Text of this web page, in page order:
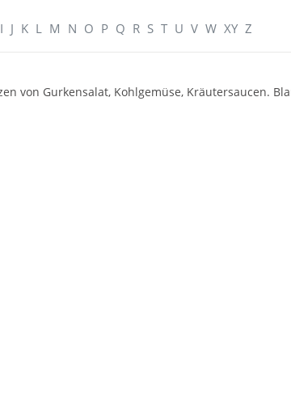
I J K L M N O P Q R S T U V W XY Z
von Gurkensalat, Kohlgemüse, Kräutersaucen.